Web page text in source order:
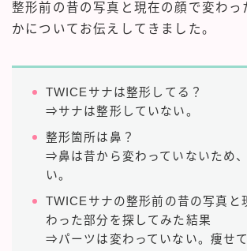
整形前の昔の写真と現在の顔で変わっ
かについてお伝えしてきました。
TWICEサナは整形してる？
⇒サナは整形していない。
整形箇所は鼻？
⇒鼻は昔から変わっていないため
い。
TWICEサナの整形前の昔の写真と
わった部分を探してみた結果
⇒パーツは変わっていない。痩せ